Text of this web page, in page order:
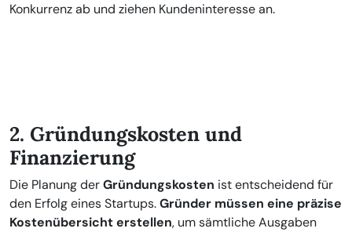
Konkurrenz ab und ziehen Kundeninteresse an.
2. Gründungskosten und
Finanzierung
Die Planung derGründungskosten ist entscheidend für
den Erfolg eines Startups.Gründer müssen eine präzise
Kostenübersicht erstellen, um sämtliche Ausgaben